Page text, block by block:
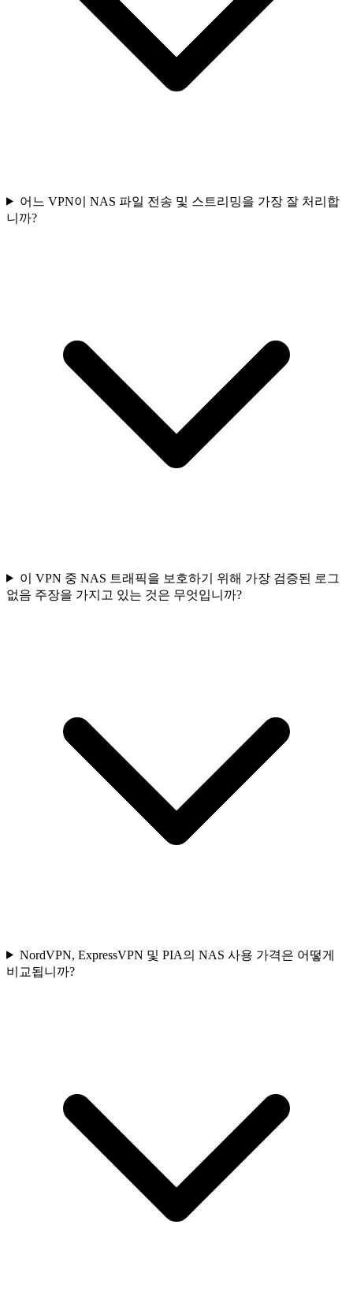
어느 VPN이 NAS 파일 전송 및 스트리밍을 가장 잘 처리합
니까?
이 VPN 중 NAS 트래픽을 보호하기 위해 가장 검증된 로그
없음 주장을 가지고 있는 것은 무엇입니까?
NordVPN, ExpressVPN 및 PIA의 NAS 사용 가격은 어떻게
비교됩니까?